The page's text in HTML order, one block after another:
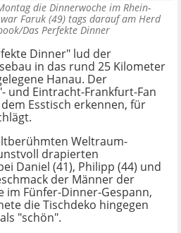
die Dinnerwoche im Rhein-
Faruk (49) tags darauf am Herd
Das Perfekte Dinner
Dinner" lud der
in das rund 25 Kilometer
Hanau. Der
und Eintracht-Frankfurt-Fan
Esstisch erkennen, für
Weltraum-
drapierten
Daniel (41), Philipp (44) und
der Männer der
im Fünfer-Dinner-Gespann,
die Tischdeko hingegen
"schön".